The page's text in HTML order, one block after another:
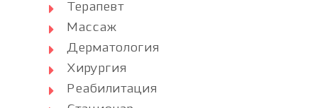
Терапевт
Массаж
Дерматология
Хирургия
Реабилитация